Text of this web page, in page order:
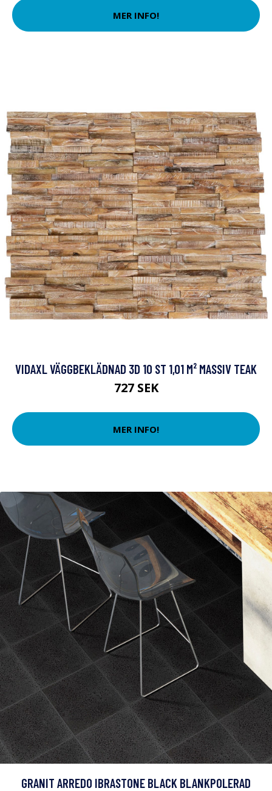
MER INFO!
VIDAXL VÄGGBEKLÄDNAD 3D 10 ST 1,01 M² MASSIV TEAK
727 SEK
MER INFO!
GRANIT ARREDO IBRASTONE BLACK BLANKPOLERAD